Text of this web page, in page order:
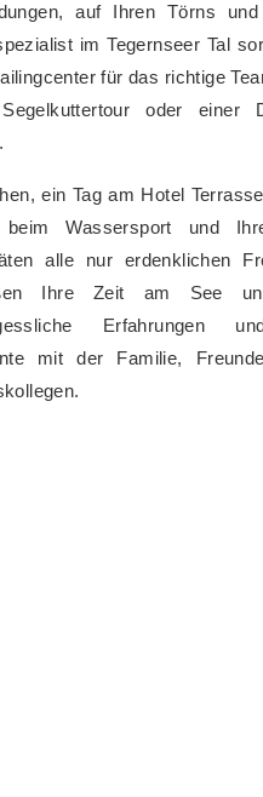
auf Ihren Törns
im Tegernseer Tal
für das richtige
oder einer
ein Tag am Hotel
beim Wassersport und
alle nur erdenklichen
Ihre Zeit am See
Erfahrungen
mit der Familie,